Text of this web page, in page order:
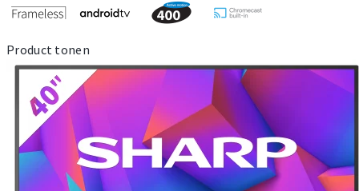
Product tonen